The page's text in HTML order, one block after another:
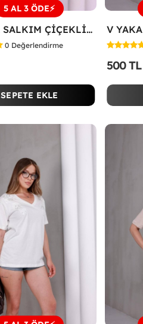
5 AL 3 ÖDE⚡
V YAKA SALKIM ÇİÇEKLİ TİŞÖRT Beyaz
0 Değerlendirme
SEPETE EKLE
500 TL